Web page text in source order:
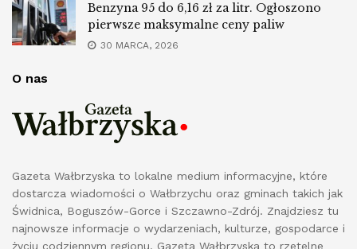
Benzyna 95 do 6,16 zł za litr. Ogłoszono
pierwsze maksymalne ceny paliw
30 MARCA, 2026
O nas
Gazeta Wałbrzyska to lokalne medium informacyjne, które
dostarcza wiadomości o Wałbrzychu oraz gminach takich jak
Świdnica, Boguszów-Gorce i Szczawno-Zdrój. Znajdziesz tu
najnowsze informacje o wydarzeniach, kulturze, gospodarce i
życiu codziennym regionu. Gazeta Wałbrzyska to rzetelne